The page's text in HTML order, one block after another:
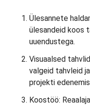
Ülesannete
ülesandeid koos
uuendustega.
Visuaalsed
valgeid tahvleid
projekti
Koostöö: